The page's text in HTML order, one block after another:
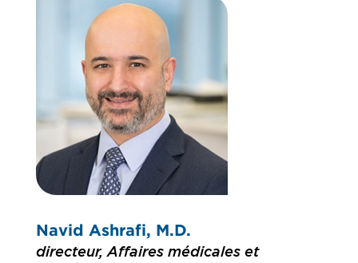
Navid Ashrafi, M.D.
directeur, Affaires médicales et